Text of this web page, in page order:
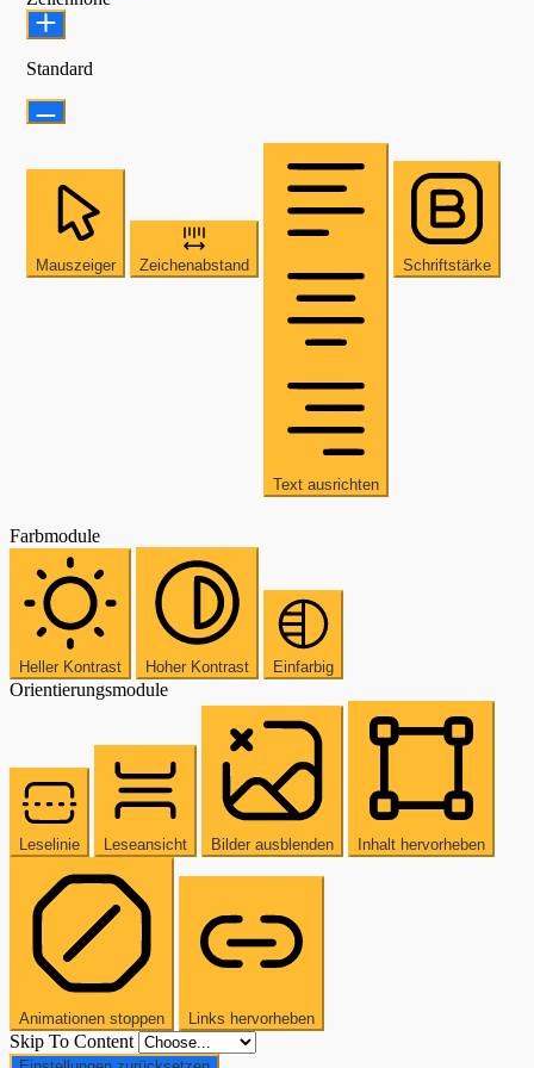
Standard
Mauszeiger Zeichenabstand
Text ausrichten
Schriftstärke
Farbmodule
Heller Kontrast Hoher Kontrast Einfarbig
Orientierungsmodule
Leselinie Leseansicht Bilder ausblenden Inhalt hervorheben
Animationen stoppen Links hervorheben
Skip To Content